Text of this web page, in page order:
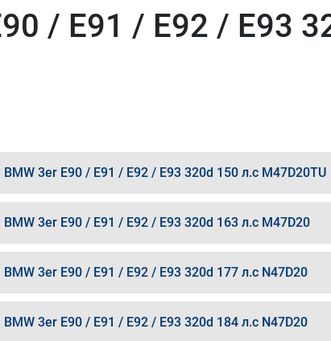
/ E91 / E92 / E93
BMW 3er E90 / E91 / E92 / E93 320d 150 л.с M47D20TU
BMW 3er E90 / E91 / E92 / E93 320d 163 л.с M47D20
BMW 3er E90 / E91 / E92 / E93 320d 177 л.с N47D20
BMW 3er E90 / E91 / E92 / E93 320d 184 л.с N47D20